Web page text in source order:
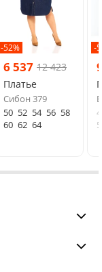
-52%
6 537 12 423
Платье
Сибон 379
50 52 54 56 58
60 62 64
-